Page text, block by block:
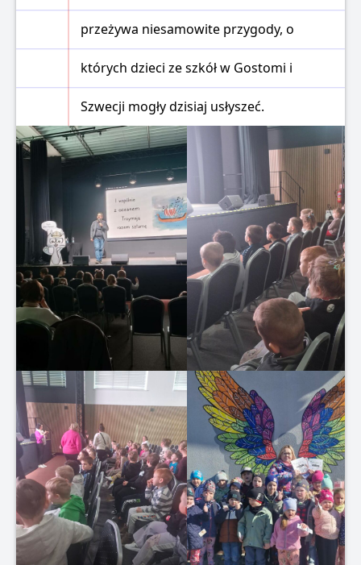
przeżywa niesamowite przygody, o
których dzieci ze szkół w Gostomi i
Szwecji mogły dzisiaj usłyszeć.